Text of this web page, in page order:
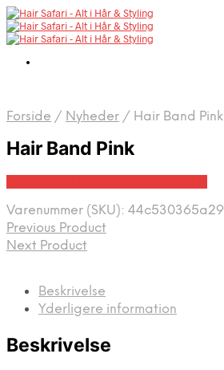
Forside / Nyheder / Hair Band Pink
Hair Band Pink
Varenummer (SKU): 44c530365a29
Previous Product
Next Product
Beskrivelse
Yderligere information
Beskrivelse